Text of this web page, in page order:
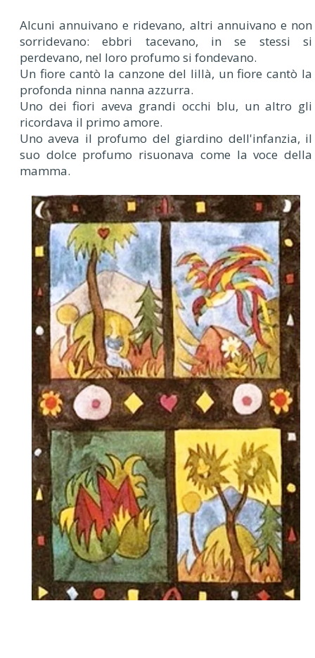
Alcuni annuivano e ridevano, altri annuivano e non
sorridevano: ebbri tacevano, in se stessi si
perdevano, nel loro profumo si fondevano.
Un fiore cantò la canzone del lillà, un fiore cantò la
profonda ninna nanna azzurra.
Uno dei fiori aveva grandi occhi blu, un altro gli
ricordava il primo amore.
Uno aveva il profumo del giardino dell'infanzia, il
suo dolce profumo risuonava come la voce della
mamma.